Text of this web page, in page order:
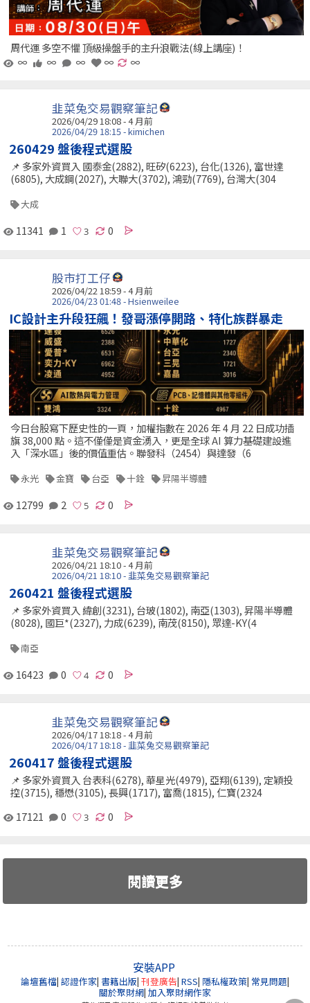
周代運 多空不懼 頂級操盤手的主升浪戰法(線上講座)！
∞
∞ ∞ ∞ ∞
韭菜兔交易觀察筆記
2026/04/29 18:08 - 4 月前
2026/04/29 18:15 - kimichen
260429 盤後程式選股
📌 多家外資買入 國泰金(2882), 旺矽(6223), 台化(1326), 富世達
(6805), 大成鋼(2027), 大聯大(3702), 鴻勁(7769), 台灣大(304
大成
11341 1 0
股市打工仔
2026/04/22 18:59 - 4 月前
2026/04/23 01:48 - Hsienweilee
IC設計主升段狂飆！發哥漲停開路、特化族群暴走
今日台股寫下歷史性的一頁，加權指數在 2026 年 4 月 22 日成功插
旗 38,000 點。這不僅僅是資金湧入，更是全球 AI 算力基礎建設進
入「深水區」後的價值重估。聯發科（2454）與達發（6
永光 金寶 台亞 十銓 昇陽半導體
12799 2 0
韭菜兔交易觀察筆記
2026/04/21 18:10 - 4 月前
2026/04/21 18:10 - 韭菜兔交易觀察筆記
260421 盤後程式選股
📌 多家外資買入 緯創(3231), 台玻(1802), 南亞(1303), 昇陽半導體
(8028), 國巨*(2327), 力成(6239), 南茂(8150), 眾達-KY(4
南亞
16423 0 0
韭菜兔交易觀察筆記
2026/04/17 18:18 - 4 月前
2026/04/17 18:18 - 韭菜兔交易觀察筆記
260417 盤後程式選股
📌 多家外資買入 台表科(6278), 華星光(4979), 亞翔(6139), 定穎投
控(3715), 穩懋(3105), 長興(1717), 富喬(1815), 仁寶(2324
17121
0 0
閱讀更多
安裝APP
論壇舊檔| 認證作家| 書籍出版| 刊登廣告| RSS| 隱私權政策| 常見問題|
關於聚財網| 加入聚財網作家